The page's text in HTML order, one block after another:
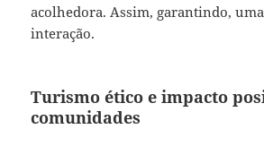
acolhedora. Assim, garantindo,
interação.
Turismo ético e impacto
comunidades